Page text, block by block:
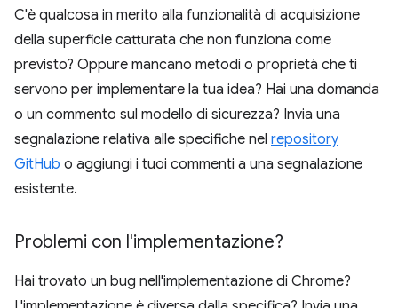
C'è qualcosa in merito alla funzionalità di acquisizione
della superficie catturata che non funziona come
previsto? Oppure mancano metodi o proprietà che ti
servono per implementare la tua idea? Hai una domanda
o un commento sul modello di sicurezza? Invia una
segnalazione relativa alle specifiche nel repository
GitHub o aggiungi i tuoi commenti a una segnalazione
esistente.
Problemi con l'implementazione?
Hai trovato un bug nell'implementazione di Chrome?